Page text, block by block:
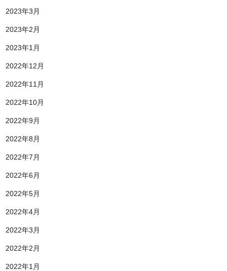
2023年3月
2023年2月
2023年1月
2022年12月
2022年11月
2022年10月
2022年9月
2022年8月
2022年7月
2022年6月
2022年5月
2022年4月
2022年3月
2022年2月
2022年1月